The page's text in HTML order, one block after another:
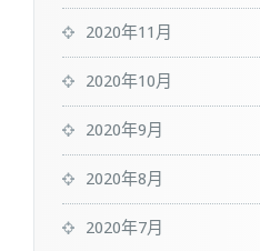
2020年11月
2020年10月
2020年9月
2020年8月
2020年7月